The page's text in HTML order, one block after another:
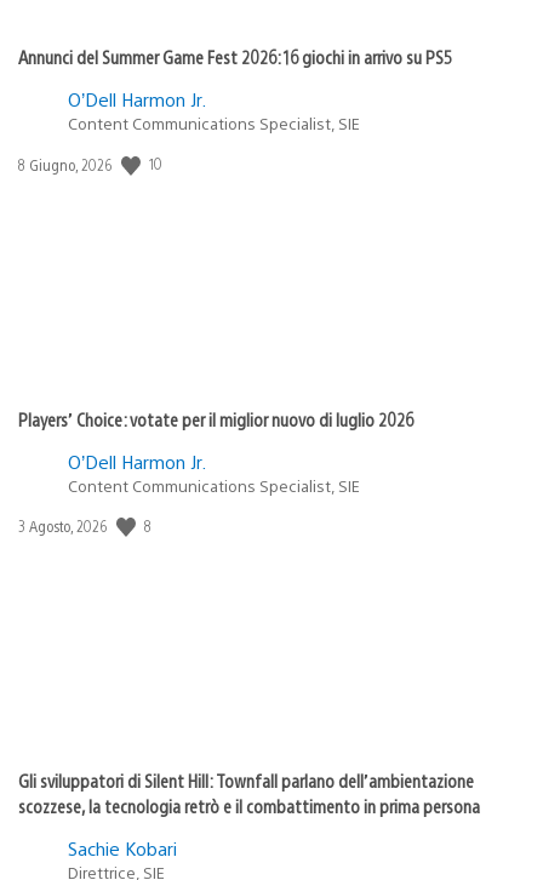
Annunci del Summer Game Fest 2026: 16 giochi in arrivo su PS5
O’Dell Harmon Jr.
Content Communications Specialist, SIE
Data
8 Giugno, 2026 10
Players’ Choice: votate per il miglior nuovo di luglio 2026
O’Dell Harmon Jr.
Content Communications Specialist, SIE
Data
3 Agosto, 2026 8
Gli sviluppatori di Silent Hill: Townfall parlano dell’ambientazione
scozzese, la tecnologia retrò e il combattimento in prima persona
Sachie Kobari
Direttrice, SIE